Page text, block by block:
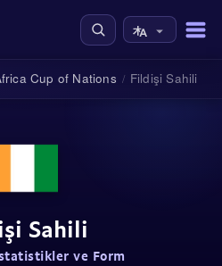
Cup of Nations / Fildişi Sahili
Sahili
ve Form